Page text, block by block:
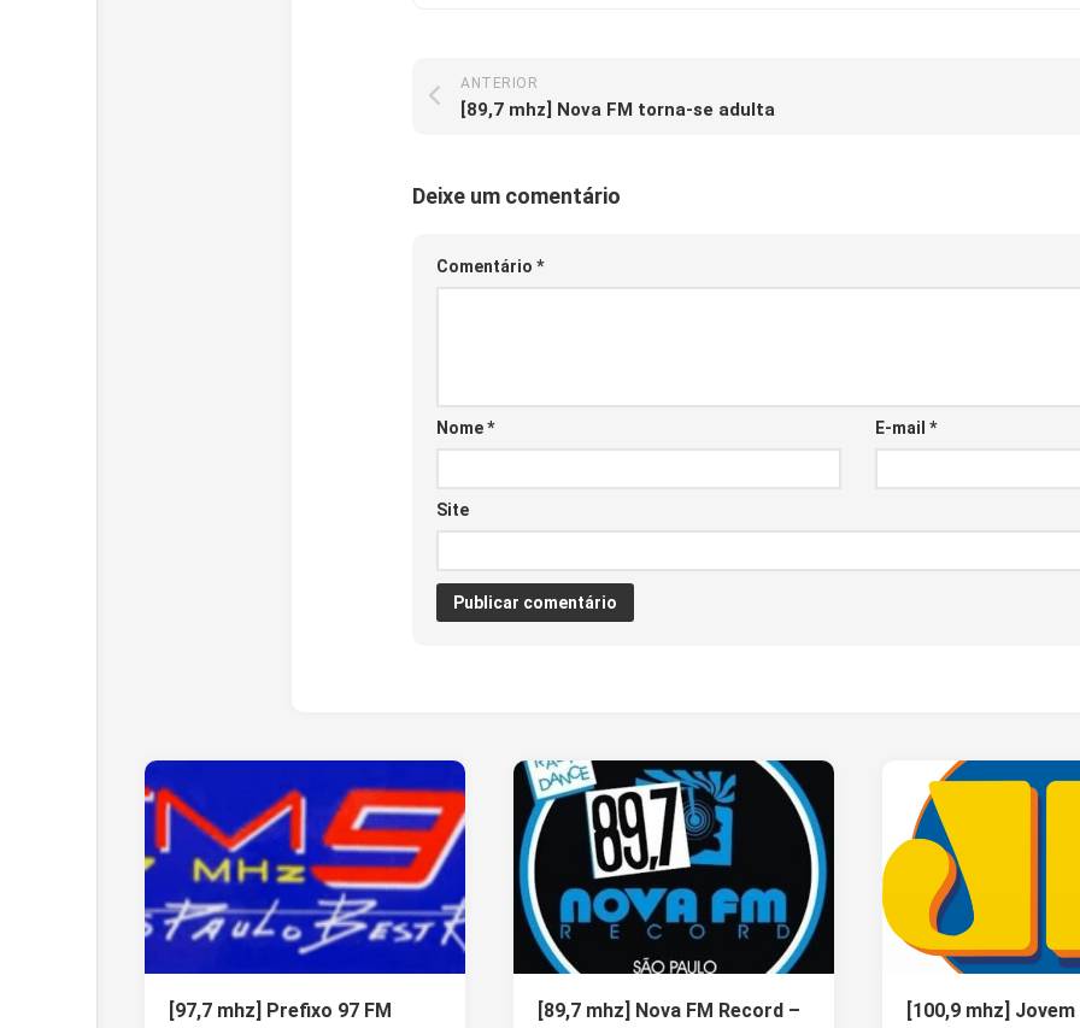
ANTERIOR
[89,7 mhz] Nova FM torna-se adulta
Deixe um comentário
Comentário *
Nome* E-mail *
Site
[97,7 mhz] Prefixo 97 FM
[89,7 mhz] Nova FM Record –
[100,9 mhz]